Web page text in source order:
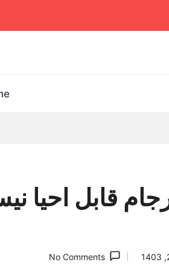
قابل احیا
No Comments